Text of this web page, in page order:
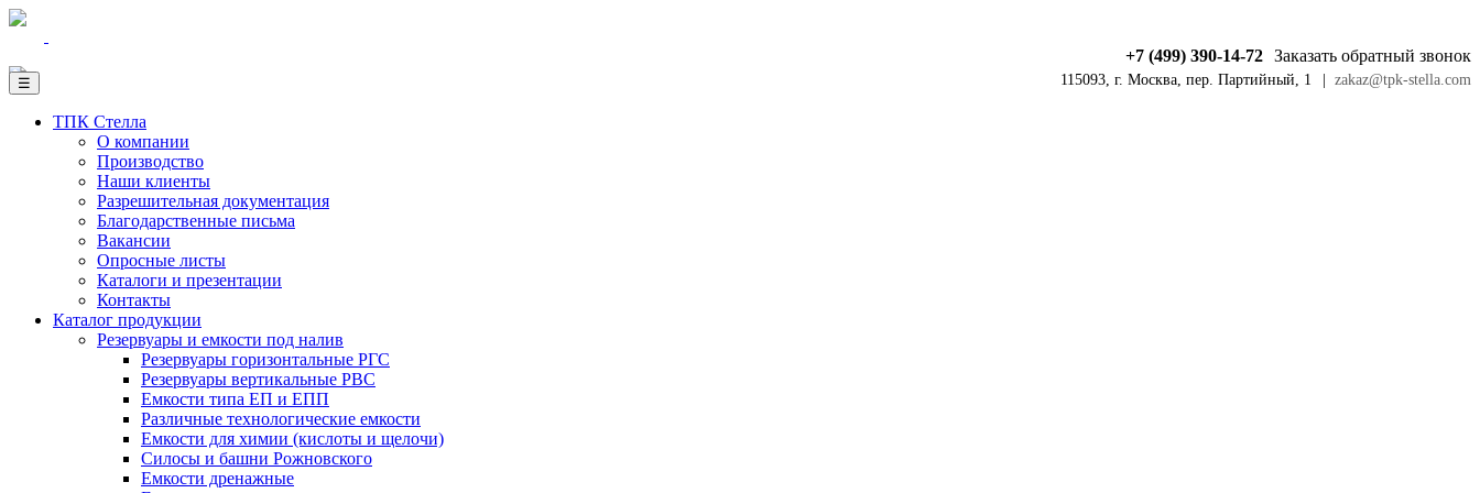
Заказать обратный звонок
+7 (499) 390-14-72
zakaz@tpk-stella.com
115093, г. Москва, пер. Партийный, 1
☰
ТПК Стелла
О компании
Производство
Наши клиенты
Разрешительная документация
Благодарственные письма
Вакансии
Опросные листы
Каталоги и презентации
Контакты
Каталог продукции
Резервуары и емкости под налив
Резервуары горизонтальные РГС
Резервуары вертикальные РВС
Емкости типа ЕП и ЕПП
Различные технологические емкости
Емкости для химии (кислоты и щелочи)
Силосы и башни Рожновского
Емкости дренажные